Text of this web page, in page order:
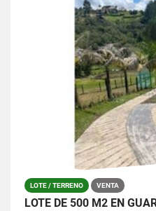
LOTE / TERRENO VENTA